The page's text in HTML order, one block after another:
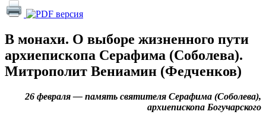
В монахи. О выборе жизненного пути
архиепископа Серафима (Соболева).
Митрополит Вениамин (Федченков)
26 февраля — память святителя Серафима (Соболева),
архиепископа Богучарского